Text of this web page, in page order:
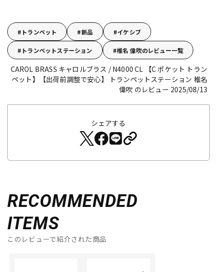
トランペット 新品 イケシブ
トランペットステーション 椎名 偉吹のレビュー一覧
CAROL BRASS キャロルブラス / N4000 CL 【C ポケット トラン
ペット】【出荷前調整で安心】
トランペットステーション 椎名
偉吹 のレビュー 2025/08/13
シェアする
RECOMMENDED
ITEMS
このレビューで紹介された商品